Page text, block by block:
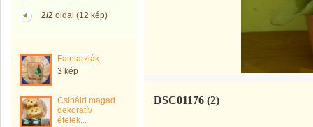
2/2oldal (12 kép)
Faintarziák
3 kép
Csináld magad
dekoratív
ételek...
DSC01176 (2)